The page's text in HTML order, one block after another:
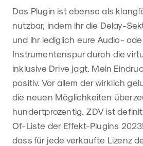
Das Plugin ist ebenso als
nutzbar, indem ihr die Delay-
und ihr lediglich eure Audio-
Instrumentenspur durch die
inklusive Drive jagt. Mein
positiv. Vor allem der wirklich
die neuen Möglichkeiten
hundertprozentig. ZDV ist
Of-Liste der Effekt-Plugins
dass für jede verkaufte Lizenz